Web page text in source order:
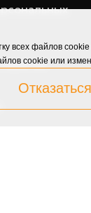
всех файлов cookie
cookie или
Отказаться